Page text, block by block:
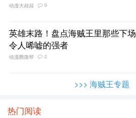
动漫大叔叔 9
英雄末路！盘点海贼王里那些下场
令人唏嘘的强者
动漫圈微帮 2
>>> 海贼王专题
热门阅读